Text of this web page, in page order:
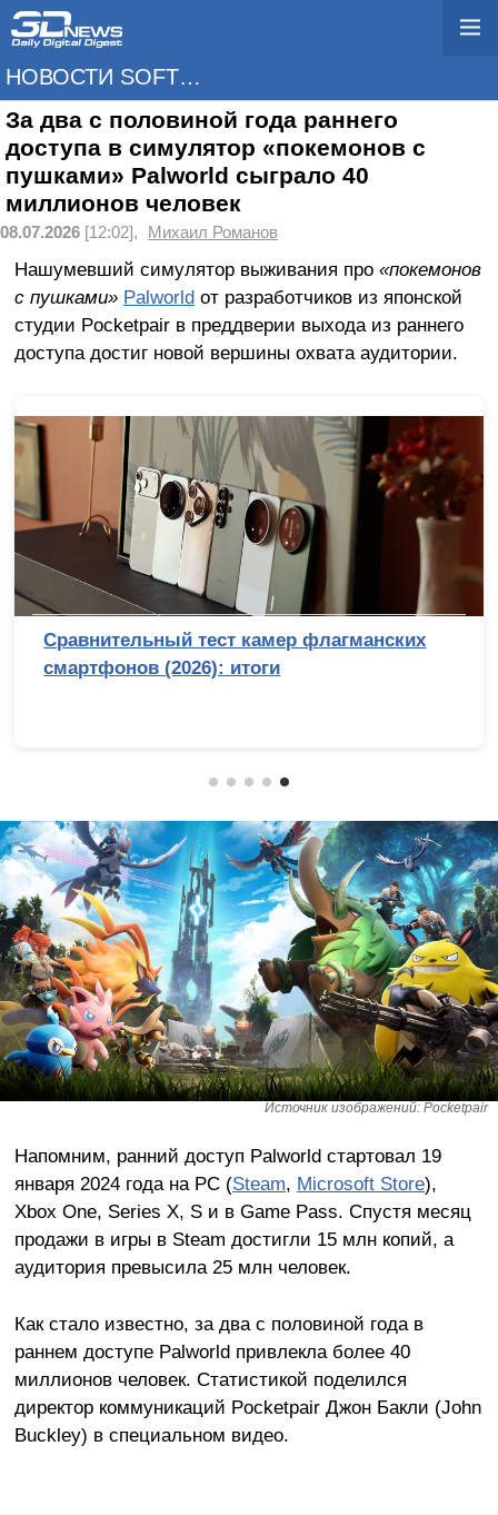
НОВОСТИ SOFTWARE
За два с половиной года раннего
доступа в симулятор «покемонов с
пушками» Palworld сыграло 40
миллионов человек
08.07.2026 [12:02], Михаил Романов
Нашумевший симулятор выживания про «покемонов
с пушками» Palworldот разработчиков из японской
студии Pocketpair в преддверии выхода из раннего
доступа достиг новой вершины охвата аудитории.
10 тысяч рублей
Лучший процессор
Источник изображений: Pocketpair
Напомним, ранний доступ Palworld стартовал 19
января 2024 года на PC (Steam, Microsoft Store),
Xbox One, Series X, S и в Game Pass. Спустя месяц
продажи в игры в Steam достигли 15 млн копий, а
аудитория превысила 25 млн человек.
Как стало известно, за два с половиной года в
раннем доступе Palworld привлекла более 40
миллионов человек. Статистикой поделился
директор коммуникаций Pocketpair Джон Бакли (John
Buckley) в специальном видео.